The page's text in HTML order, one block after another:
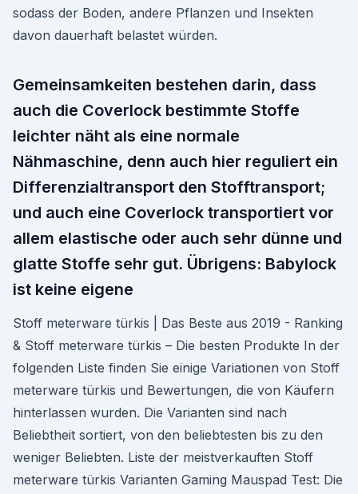
sodass der Boden, andere Pflanzen und Insekten
davon dauerhaft belastet würden.
Gemeinsamkeiten bestehen darin, dass
auch die Coverlock bestimmte Stoffe
leichter näht als eine normale
Nähmaschine, denn auch hier reguliert ein
Differenzialtransport den Stofftransport;
und auch eine Coverlock transportiert vor
allem elastische oder auch sehr dünne und
glatte Stoffe sehr gut. Übrigens: Babylock
ist keine eigene
Stoff meterware türkis | Das Beste aus 2019 - Ranking
& Stoff meterware türkis – Die besten Produkte In der
folgenden Liste finden Sie einige Variationen von Stoff
meterware türkis und Bewertungen, die von Käufern
hinterlassen wurden. Die Varianten sind nach
Beliebtheit sortiert, von den beliebtesten bis zu den
weniger Beliebten. Liste der meistverkauften Stoff
meterware türkis Varianten Gaming Mauspad Test: Die